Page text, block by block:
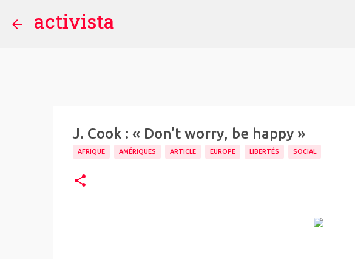
activista
J. Cook : « Don’t worry, be happy »
AFRIQUE AMÉRIQUES ARTICLE EUROPE LIBERTÉS SOCIAL